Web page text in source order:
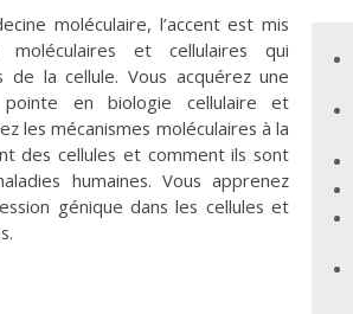
moléculaire, l’accent est mis
moléculaires et cellulaires qui
de la cellule. Vous acquérez une
en biologie cellulaire et
les mécanismes moléculaires à la
des cellules et comment ils sont
humaines. Vous apprenez
génique dans les cellules et